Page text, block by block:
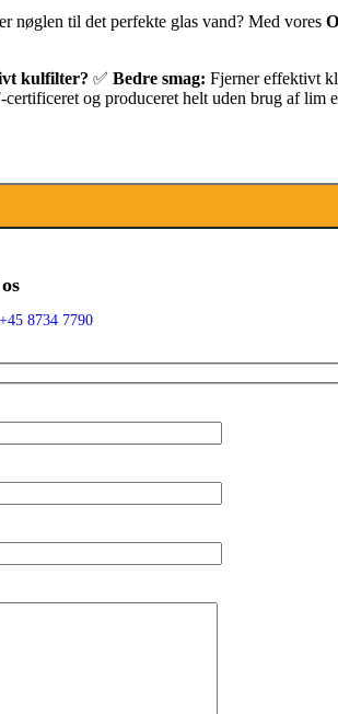
nøglen til det perfekte glas vand? Med vores
kulfilter? ✅ Bedre smag: Fjerner effektivt
certificeret og produceret helt uden brug af lim
VANDKØLERE (M/ 6MM JG FITTINGS)
+45 8734 7790